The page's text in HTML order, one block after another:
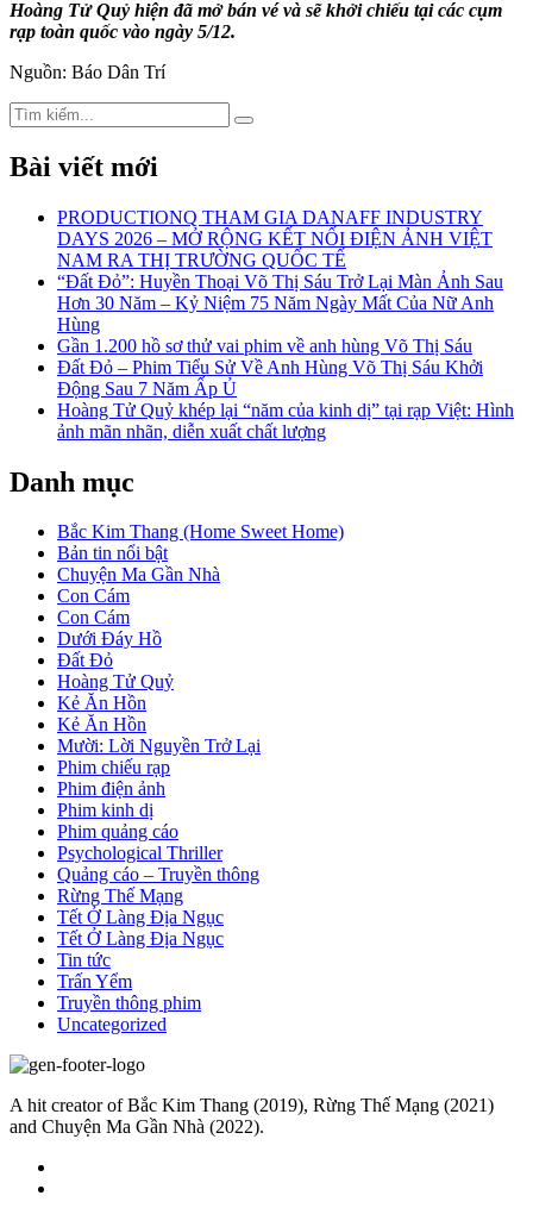
Hoàng Tử Quỷ hiện đã mở bán vé và sẽ khởi chiếu tại các cụm
rạp toàn quốc vào ngày 5/12.
Nguồn: Báo Dân Trí
Search
for:
Search
Bài viết mới
PRODUCTIONQ THAM GIA DANAFF INDUSTRY
DAYS 2026 – MỞ RỘNG KẾT NỐI ĐIỆN ẢNH VIỆT
NAM RA THỊ TRƯỜNG QUỐC TẾ
“Đất Đỏ”: Huyền Thoại Võ Thị Sáu Trở Lại Màn Ảnh Sau
Hơn 30 Năm – Kỷ Niệm 75 Năm Ngày Mất Của Nữ Anh
Hùng
Gần 1.200 hồ sơ thử vai phim về anh hùng Võ Thị Sáu
Đất Đỏ – Phim Tiểu Sử Về Anh Hùng Võ Thị Sáu Khởi
Động Sau 7 Năm Ấp Ủ
Hoàng Tử Quỷ khép lại “năm của kinh dị” tại rạp Việt: Hình
ảnh mãn nhãn, diễn xuất chất lượng
Danh mục
Bắc Kim Thang (Home Sweet Home)
Bản tin nổi bật
Chuyện Ma Gần Nhà
Con Cám
Con Cám
Dưới Đáy Hồ
Đất Đỏ
Hoàng Tử Quỷ
Kẻ Ăn Hồn
Kẻ Ăn Hồn
Mười: Lời Nguyền Trở Lại
Phim chiếu rạp
Phim điện ảnh
Phim kinh dị
Phim quảng cáo
Psychological Thriller
Quảng cáo – Truyền thông
Rừng Thế Mạng
Tết Ở Làng Địa Ngục
Tết Ở Làng Địa Ngục
Tin tức
Trấn Yểm
Truyền thông phim
Uncategorized
A hit creator of Bắc Kim Thang (2019), Rừng Thế Mạng (2021)
and Chuyện Ma Gần Nhà (2022).